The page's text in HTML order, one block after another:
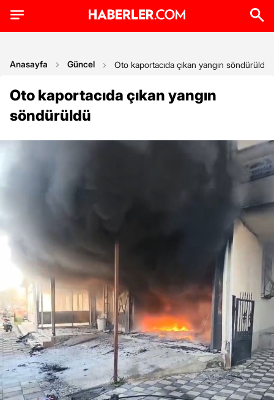
Anasayfa Güncel Oto kaportacıda çıkan yangın söndürüldü
Oto kaportacıda çıkan yangın
söndürüldü